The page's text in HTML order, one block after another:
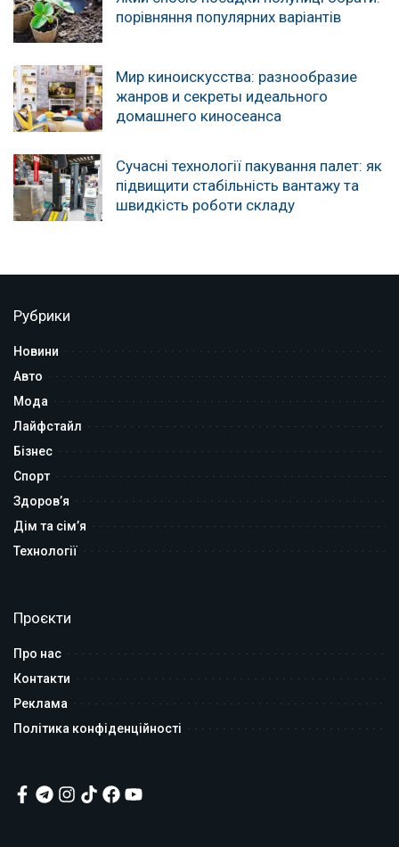
порівняння популярних варіантів
Мир киноискусства: разнообразие
жанров и секреты идеального
домашнего киносеанса
Сучасні технології пакування палет: як
підвищити стабільність вантажу та
швидкість роботи складу
Рубрики
Новини
Авто
Мода
Лайфстайл
Бізнес
Спорт
Здоров’я
Дім та сім’я
Технології
Проєкти
Про нас
Контакти
Реклама
Політика конфіденційності